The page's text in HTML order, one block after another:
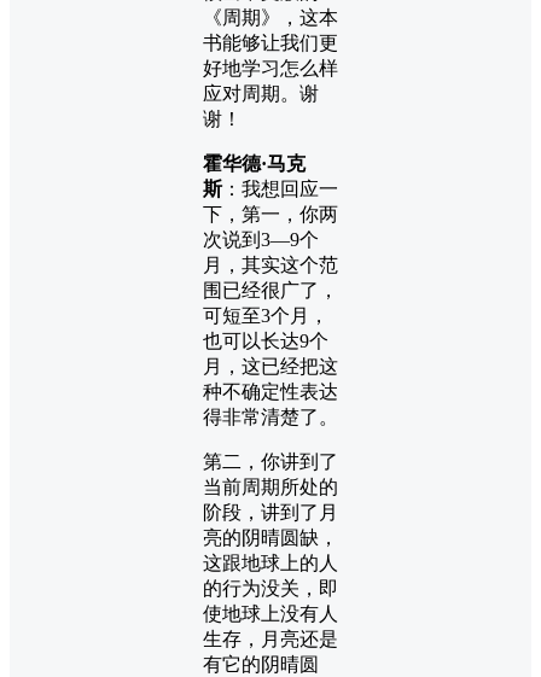
《周期》，这本
书能够让我们更
好地学习怎么样
应对周期。谢
谢！
霍华德·马克
斯：我想回应一
下，第一，你两
次说到3—9个
月，其实这个范
围已经很广了，
可短至3个月，
也可以长达9个
月，这已经把这
种不确定性表达
得非常清楚了。
第二，你讲到了
当前周期所处的
阶段，讲到了月
亮的阴晴圆缺，
这跟地球上的人
的行为没关，即
使地球上没有人
生存，月亮还是
有它的阴晴圆